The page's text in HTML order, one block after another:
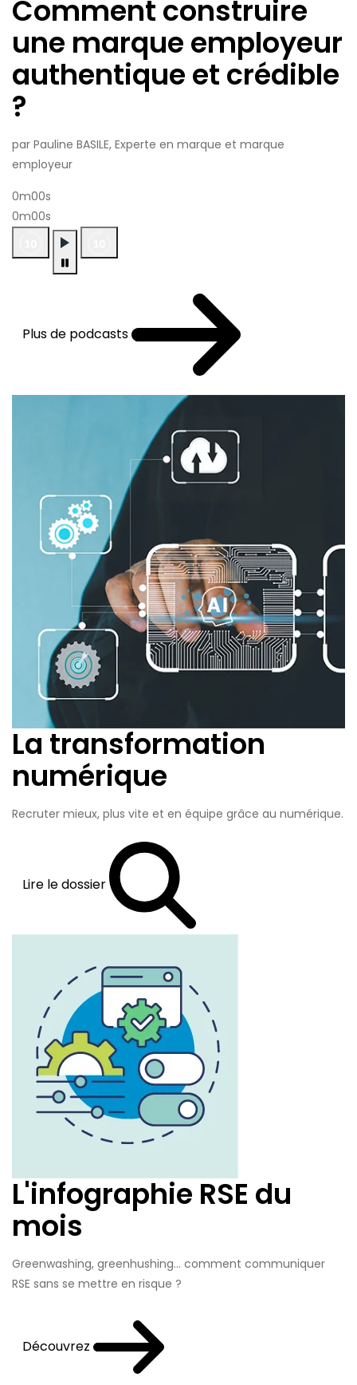
Comment construire
une marque employeur
authentique et crédible
?
par Pauline BASILE, Experte en marque et marque
employeur
0m00s
0m00s
Plus de podcasts
La transformation
numérique
Recruter mieux, plus vite et en équipe grâce au numérique.
Lire le dossier
L'infographie RSE du
mois
Greenwashing, greenhushing… comment communiquer
RSE sans se mettre en risque ?
Découvrez